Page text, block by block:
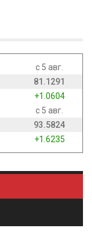
с 5 авг.
81.1291
+1.0604
с 5 авг.
93.5824
+1.6235